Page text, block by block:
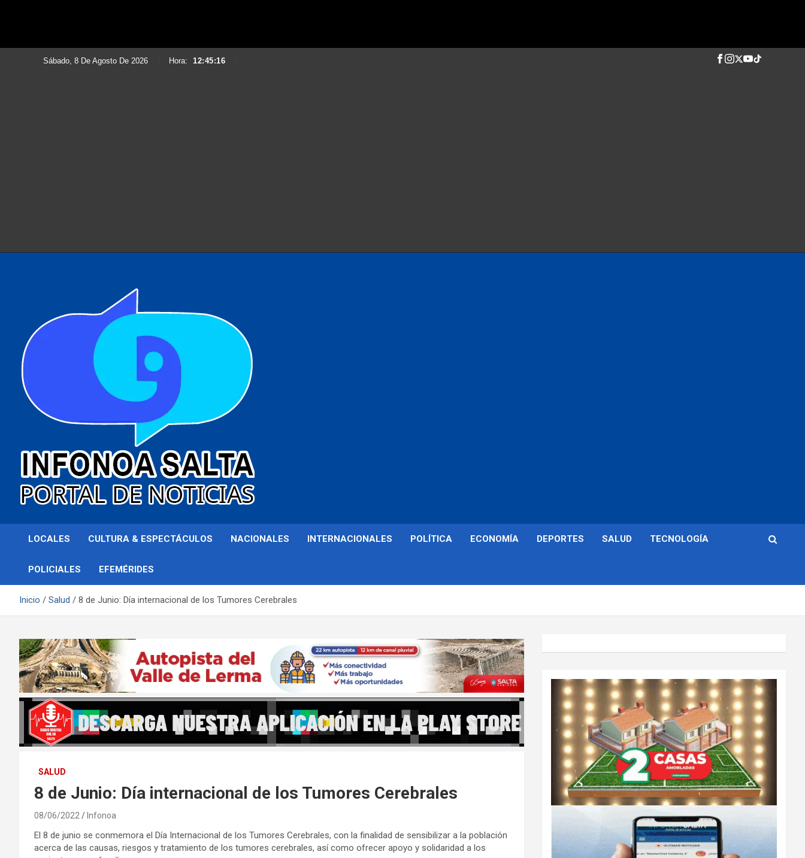
Sábado, 8 De Agosto De 2026 Hora: 12:45:18
Infonoa Salta
LOCALES CULTURA & ESPECTÁCULOS NACIONALES INTERNACIONALES POLÍTICA ECONOMÍA DEPORTES SALUD TECNOLOGÍA
POLICIALES EFEMÉRIDES
Inicio Salud 8 de Junio: Día internacional de los Tumores Cerebrales
SALUD
8 de Junio: Día internacional de los Tumores Cerebrales
08/06/2022 Infonoa
El 8 de junio se conmemora el Día Internacional de los Tumores Cerebrales, con la finalidad de sensibilizar a la población
acerca de las causas, riesgos y tratamiento de los tumores cerebrales, así como ofrecer apoyo y solidaridad a los